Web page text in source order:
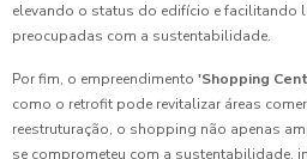
elevando o status do edifício e facilitando
preocupadas com a sustentabilidade.
Por fim, o empreendimento 'Shopping
como o retrofit pode revitalizar áreas
reestruturação, o shopping não apenas
se comprometeu com a sustentabilidade,